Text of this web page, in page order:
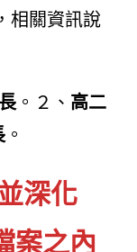
相關資訊說
。２、 高二
。
深化
案之內